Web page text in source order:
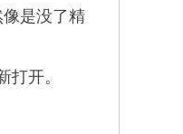
是没了精
开。